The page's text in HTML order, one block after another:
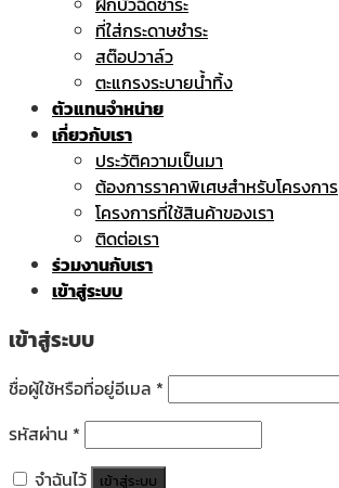
ที่ใส่กระดาษชำระ
สต๊อปวาล์ว
ตะแกรงระบายน้ำทิ้ง
ตัวแทนจำหน่าย
เกี่ยวกับเรา
ประวัติความเป็นมา
ต้องการราคาพิเศษสำหรับโครงการ
โครงการที่ใช้สินค้าของเรา
ติดต่อเรา
ร่วมงานกับเรา
เข้าสู่ระบบ
เข้าสู่ระบบ
ชื่อผู้ใช้หรือที่อยู่อีเมล *
รหัสผ่าน *
จำฉันไว้
เข้าสู่ระบบ